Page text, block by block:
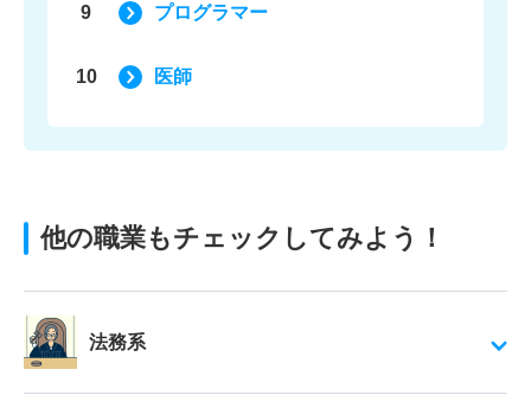
9 プログラマー
10 医師
他の職業もチェックしてみよう！
法務系